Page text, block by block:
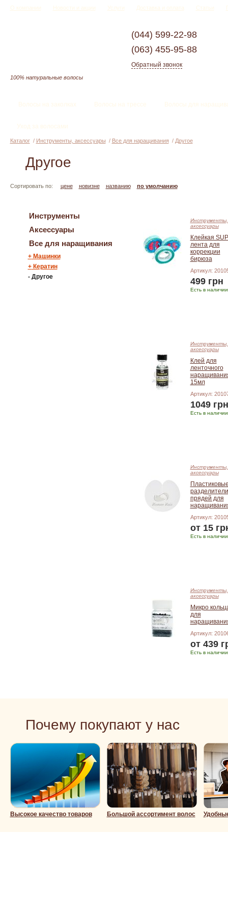
О компании Новости и акции Услуги Доставка и оплата Статьи
100% натуральные волосы
(044) 599-22-98
(063) 455-95-88
Обратный звонок
Волосы на заколках Волосы на трессе Волосы для
Уход за волосами
Каталог/ Инструменты, аксессуары / Все для наращивания/ Другое
Другое
Сортировать по: цене новизне названию по умолчанию
Инструменты
Аксессуары
Все для наращивания
+Машинки
+Кератин
-Другое
Инструменты,
аксессуары
Клейкая
лента для
коррекции
бирюза
Артикул:
499 грн
Есть в наличии
Инструменты,
аксессуары
Клей для
ленточного
15мл
Артикул:
1049 грн
Есть в наличии
Инструменты,
аксессуары
разделители
прядей для
Артикул:
от 15
Есть в наличии
Инструменты,
аксессуары
Микро
для
Артикул:
от 439
Есть в наличии
Почему покупают у нас
Высокое качество товаров Большой ассортимент волос